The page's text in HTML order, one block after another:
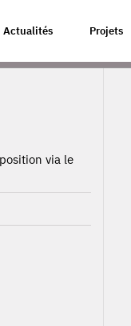
Actualités Projets
AJUSTEMENT
via le